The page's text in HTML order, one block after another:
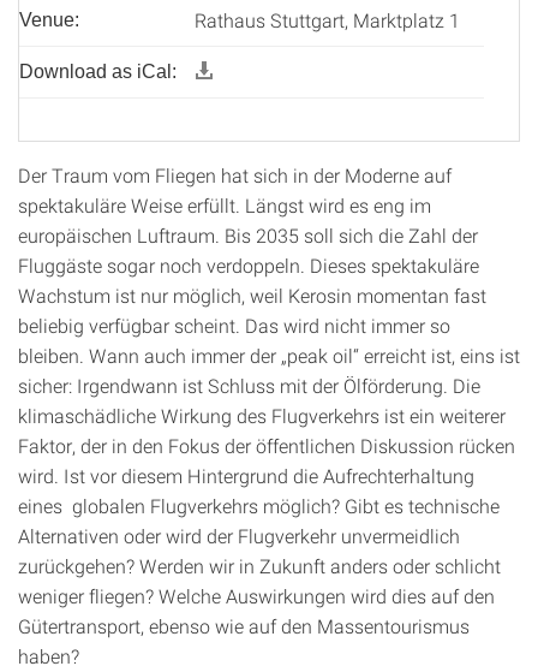
Venue: Rathaus Stuttgart, Marktplatz 1
Download as iCal:
Der Traum vom Fliegen hat sich in der Moderne auf
spektakuläre Weise erfüllt. Längst wird es eng im
europäischen Luftraum. Bis 2035 soll sich die Zahl der
Fluggäste sogar noch verdoppeln. Dieses spektakuläre
Wachstum ist nur möglich, weil Kerosin momentan fast
beliebig verfügbar scheint. Das wird nicht immer so
bleiben. Wann auch immer der „peak oil“ erreicht ist, eins ist
sicher: Irgendwann ist Schluss mit der Ölförderung. Die
klimaschädliche Wirkung des Flugverkehrs ist ein weiterer
Faktor, der in den Fokus der öffentlichen Diskussion rücken
wird. Ist vor diesem Hintergrund die Aufrechterhaltung
eines globalen Flugverkehrs möglich? Gibt es technische
Alternativen oder wird der Flugverkehr unvermeidlich
zurückgehen? Werden wir in Zukunft anders oder schlicht
weniger fliegen? Welche Auswirkungen wird dies auf den
Gütertransport, ebenso wie auf den Massentourismus
haben?